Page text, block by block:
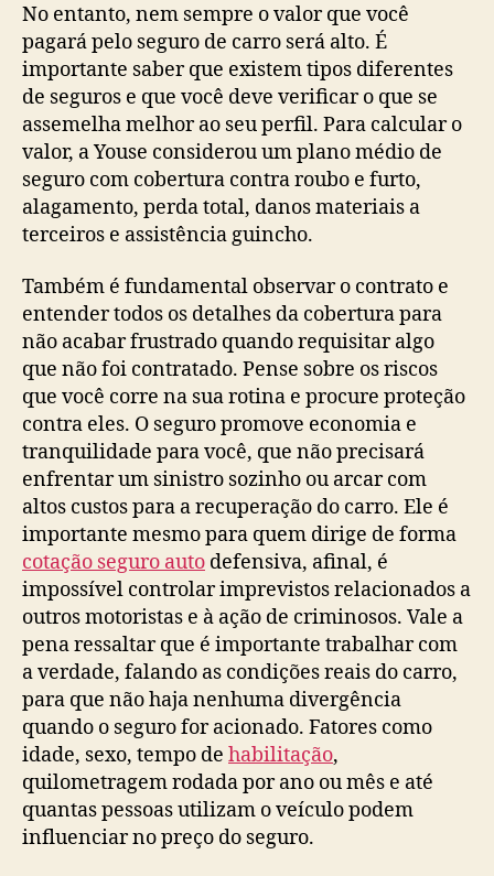
No entanto, nem sempre o valor que você
pagará pelo seguro de carro será alto. É
importante saber que existem tipos diferentes
de seguros e que você deve verificar o que se
assemelha melhor ao seu perfil. Para calcular o
valor, a Youse considerou um plano médio de
seguro com cobertura contra roubo e furto,
alagamento, perda total, danos materiais a
terceiros e assistência guincho.
Também é fundamental observar o contrato e
entender todos os detalhes da cobertura para
não acabar frustrado quando requisitar algo
que não foi contratado. Pense sobre os riscos
que você corre na sua rotina e procure proteção
contra eles. O seguro promove economia e
tranquilidade para você, que não precisará
enfrentar um sinistro sozinho ou arcar com
altos custos para a recuperação do carro. Ele é
importante mesmo para quem dirige de forma
cotação seguro auto defensiva, afinal, é
impossível controlar imprevistos relacionados a
outros motoristas e à ação de criminosos. Vale a
pena ressaltar que é importante trabalhar com
a verdade, falando as condições reais do carro,
para que não haja nenhuma divergência
quando o seguro for acionado. Fatores como
idade, sexo, tempo de habilitação,
quilometragem rodada por ano ou mês e até
quantas pessoas utilizam o veículo podem
influenciar no preço do seguro.